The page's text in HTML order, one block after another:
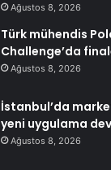
Ağustos 8, 2026
Türk mühendis
Challenge’da
Ağustos 8, 2026
İstanbul’da
yeni uygulama
Ağustos 8, 2026